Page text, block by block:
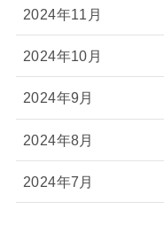
2024年11月
2024年10月
2024年9月
2024年8月
2024年7月